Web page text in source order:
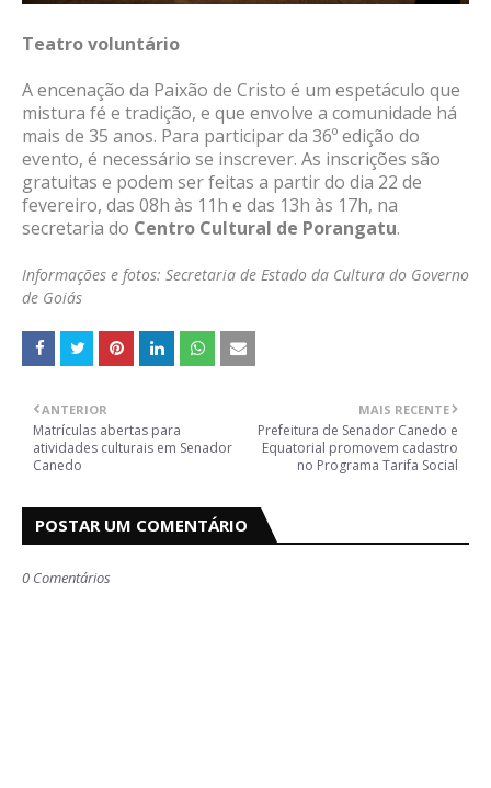
Teatro voluntário
A encenação da Paixão de Cristo é um espetáculo que
mistura fé e tradição, e que envolve a comunidade há
mais de 35 anos. Para participar da 36º edição do
evento, é necessário se inscrever. As inscrições são
gratuitas e podem ser feitas a partir do dia 22 de
fevereiro, das 08h às 11h e das 13h às 17h, na
secretaria do Centro Cultural de Porangatu.
Informações e fotos: Secretaria de Estado da Cultura do Governo
de Goiás
MAIS RECENTE
Prefeitura de Senador Canedo e
Equatorial promovem cadastro
no Programa Tarifa Social
ANTERIOR
Matrículas abertas para
atividades culturais em Senador
Canedo
POSTAR UM COMENTÁRIO
0 Comentários